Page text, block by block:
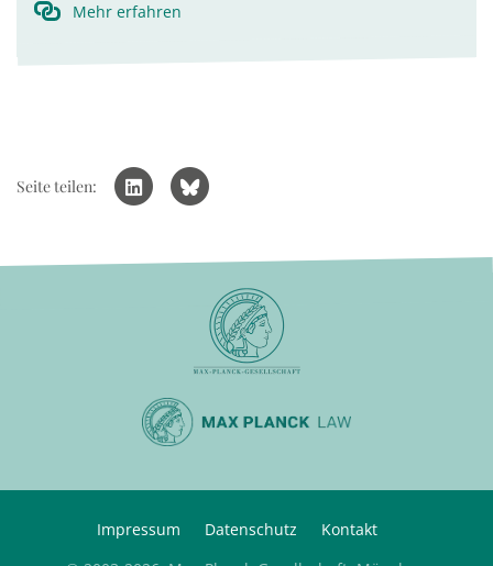
Mehr erfahren
Seite teilen:
Impressum Datenschutz
Kontakt